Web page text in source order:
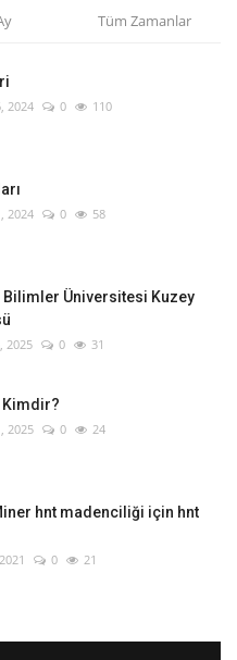
Tüm Zamanlar
2024 0 110
2024 0 58
Bilimler Üniversitesi Kuzey
2025 0 31
Kimdir?
2025 0 24
hnt madenciliği için hnt
0 21